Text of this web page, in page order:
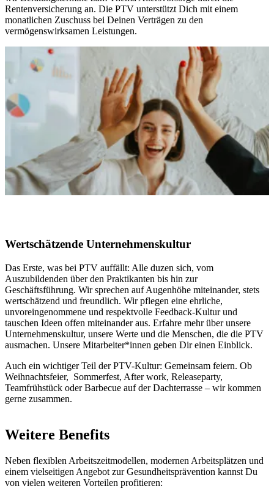
Rentenversicherung an. Die PTV unterstützt Dich mit einem
monatlichen Zuschuss bei Deinen Verträgen zu den
vermögenswirksamen Leistungen.
Wertschätzende Unternehmenskultur
Das Erste, was bei PTV auffällt: Alle duzen sich, vom
Auszubildenden über den Praktikanten bis hin zur
Geschäftsführung. Wir sprechen auf Augenhöhe miteinander, stets
wertschätzend und freundlich. Wir pflegen eine ehrliche,
unvoreingenommene und respektvolle Feedback-Kultur und
tauschen Ideen offen miteinander aus. Erfahre mehr über unsere
Unternehmenskultur, unsere Werte und die Menschen, die die PTV
ausmachen. Unsere Mitarbeiter*innen geben Dir einen Einblick.
Auch ein wichtiger Teil der PTV-Kultur: Gemeinsam feiern. Ob
Weihnachtsfeier, Sommerfest, After work, Releaseparty,
Teamfrühstück oder Barbecue auf der Dachterrasse – wir kommen
gerne zusammen.
Weitere Benefits
Neben flexiblen Arbeitszeitmodellen, modernen Arbeitsplätzen und
einem vielseitigen Angebot zur Gesundheitsprävention kannst Du
von vielen weiteren Vorteilen profitieren: